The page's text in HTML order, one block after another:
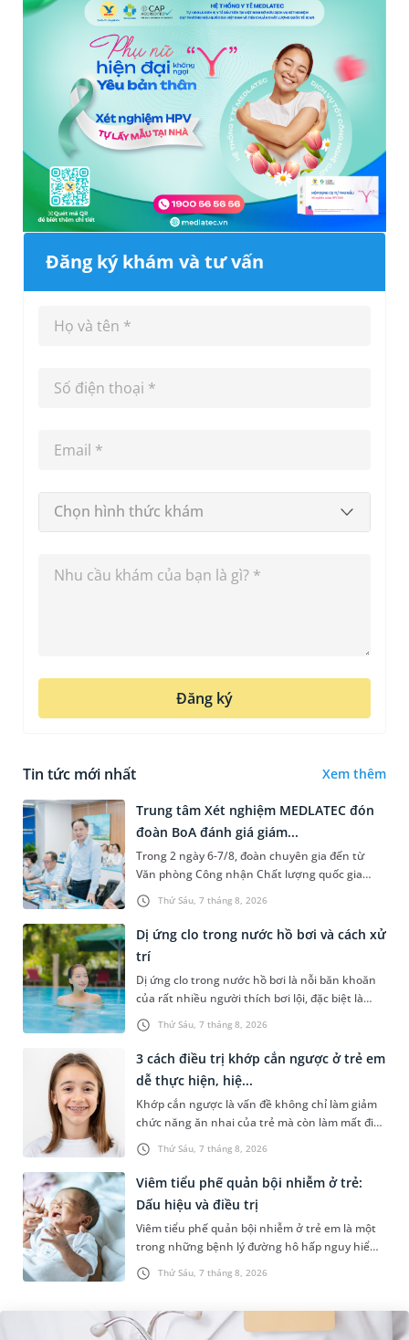
Đăng ký khám và tư vấn
Chọn hình thức khám
Đăng ký
Tin tức mới nhất Xem thêm
Thứ Sáu, 7 tháng 8, 2026
Trung tâm Xét nghiệm MEDLATEC đón
đoàn BoA đánh giá giám...
Trong 2 ngày 6-7/8, đoàn chuyên gia đến từ
Văn phòng Công nhận Chất lượng quốc gia
(BoA) đã ghi nhận và đánh giá cao nỗ lực duy trì
hệ thống quản lý chất lượ...
Thứ Sáu, 7 tháng 8, 2026
Dị ứng clo trong nước hồ bơi và cách xử
trí
Dị ứng clo trong nước hồ bơi là nỗi băn khoăn
của rất nhiều người thích bơi lội, đặc biệt là
những trường hợp thường xuyên bơi ở những
hồ bơi nhân tạo. Bài v...
Thứ Sáu, 7 tháng 8, 2026
3 cách điều trị khớp cắn ngược ở trẻ em
dễ thực hiện, hiệ...
Khớp cắn ngược là vấn đề không chỉ làm giảm
chức năng ăn nhai của trẻ mà còn làm mất đi
sự cân đối của khuôn mặt. Do đó, cần khắc
phục sớm tình trạng này để...
Thứ Sáu, 7 tháng 8, 2026
Viêm tiểu phế quản bội nhiễm ở trẻ:
Dấu hiệu và điều trị
Viêm tiểu phế quản bội nhiễm ở trẻ em là một
trong những bệnh lý đường hô hấp nguy hiểm,
thường bùng phát vào thời điểm giao mùa. Khi
những tổn thương ban đầ...